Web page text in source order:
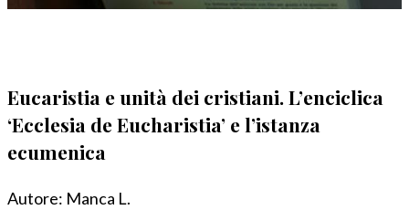
Eucaristia e unità dei cristiani. L’enciclica
‘Ecclesia de Eucharistia’ e l’istanza
ecumenica
Autore: Manca L.